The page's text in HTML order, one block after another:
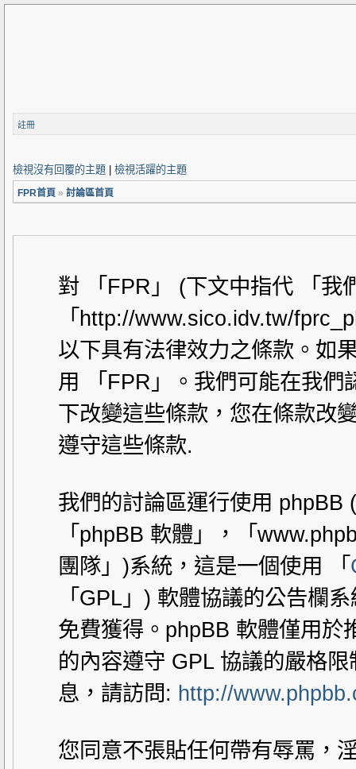
註冊
檢視沒有回覆的主題 檢視活躍的主題
FPR首頁 » 討論區首頁
對 「FPR」 (下文中指代 「我
「http://www.sico.idv.tw/
以下具有法律效力之條款。如
用 「FPR」。我們可能在我們
下改變這些條款，您在條款改
遵守這些條款.
我們的討論區運行使用 phpBB
「phpBB 軟體」，「
團隊」)系統，這是一個使用 「
「GPL」) 軟體協議的公告欄
免費獲得。phpBB 軟體僅用於
的內容遵守 GPL 協議的嚴格
息，請訪問: http://
您同意不張貼任何帶有辱罵，